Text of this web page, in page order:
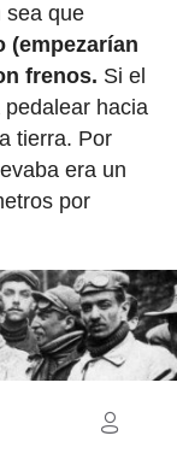
sea que
(empezarían
frenos. Si el
hacia
tierra. Por
era un
por